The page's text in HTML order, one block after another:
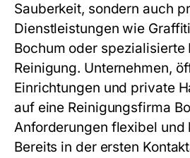
Sauberkeit, sondern auch
Dienstleistungen wie
Bochum oder spezialisierte
Reinigung. Unternehmen,
Einrichtungen und private
auf eine Reinigungsfirma
Anforderungen flexibel und
Bereits in der ersten